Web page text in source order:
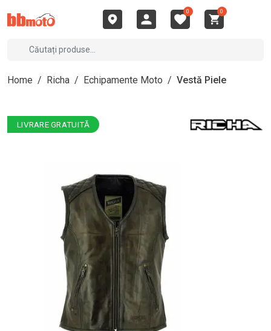
0 0
Home / Richa / Echipamente Moto / Vestă Piele
LIVRARE GRATUITĂ